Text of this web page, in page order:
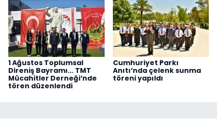
1 Ağustos Toplumsal
Direniş Bayramı... TMT
Mücahitler Derneği’nde
tören düzenlendi
Cumhuriyet Parkı
Anıtı’nda çelenk sunma
töreni yapıldı